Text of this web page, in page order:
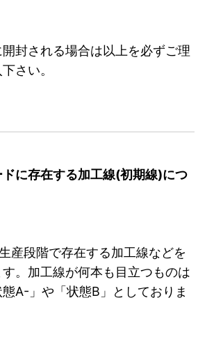
封される場合は以上を必ずご理
さい。
ドに存在する加工線(初期線)につ
産段階で存在する加工線などを
。加工線が何本も目立つものは
A-」や「状態B」としておりま